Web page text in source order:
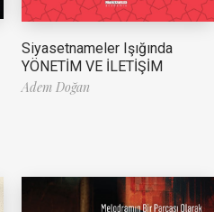
Siyasetnameler Işığında
YÖNETİM VE İLETİŞİM
Adem Doğan